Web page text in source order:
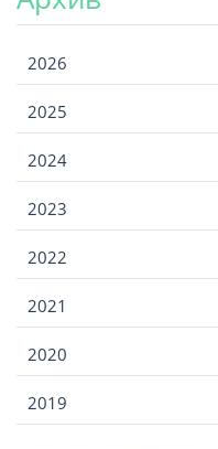
Архив
2026
2025
2024
2023
2022
2021
2020
2019